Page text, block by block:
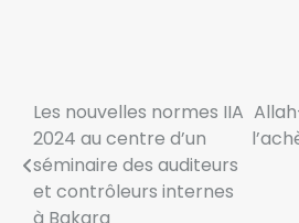
Les nouvelles normes IIA
2024 au centre d’un
séminaire des auditeurs
et contrôleurs internes